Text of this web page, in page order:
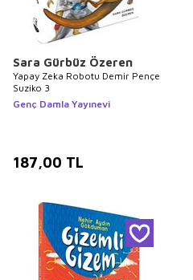
Sara Gürbüz Özeren
Yapay Zeka Robotu Demir Pençe
Suziko 3
Genç Damla Yayınevi
187,00 TL